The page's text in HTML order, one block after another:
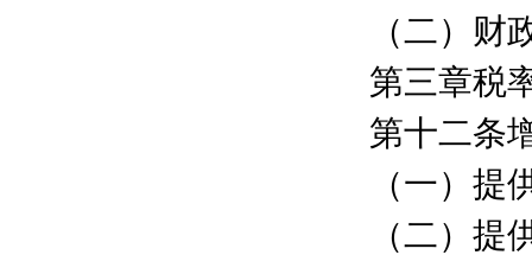
（二）财政
第三章税率
第十二条增
（一）提供
（二）提供